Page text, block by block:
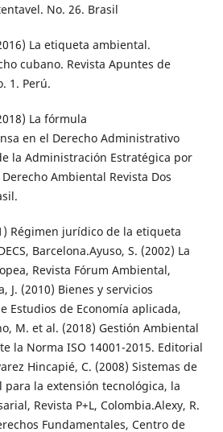
No. 26. Brasil
La etiqueta ambiental.
cubano. Revista Apuntes de
1. Perú.
La fórmula
en el Derecho Administrativo
la Administración Estratégica por
Ambiental Revista Dos
Régimen jurídico de la etiqueta
Barcelona.Ayuso, S. (2002) La
Revista Fórum Ambiental,
J. (2010) Bienes y servicios
Estudios de Economía aplicada,
M. et al. (2018) Gestión Ambiental
la Norma ISO 14001-2015. Editorial
Hincapié, C. (2008) Sistemas de
la extensión tecnológica, la
Revista P+L, Colombia.Alexy, R.
Fundamentales, Centro de